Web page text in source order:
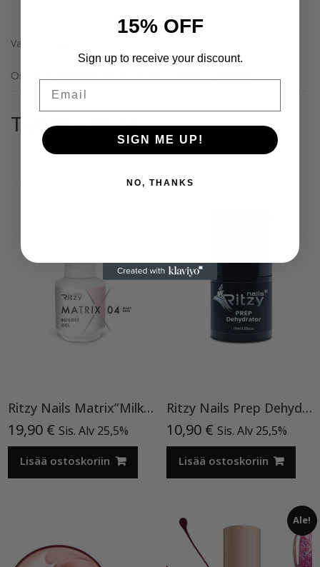
Varasto loppu
Osastot:
Tutustu myös
Ritzy Nails Matrix”Milky Rose” rakennegeeli, 04 9ml, Bottle builder gel
19,90 € Sis. Alv 25,5%
Lisää ostoskoriin
Ritzy Nails Prep Dehydrator
10,90 € Sis. Alv 25,5%
Lisää ostoskoriin
Ale!
15% OFF
Sign up to receive your discount.
SIGN ME UP!
NO, THANKS